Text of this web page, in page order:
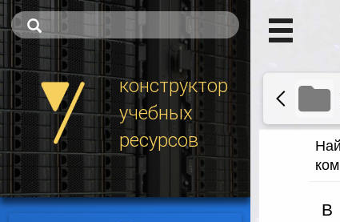
конструктор
учебных
ресурсов